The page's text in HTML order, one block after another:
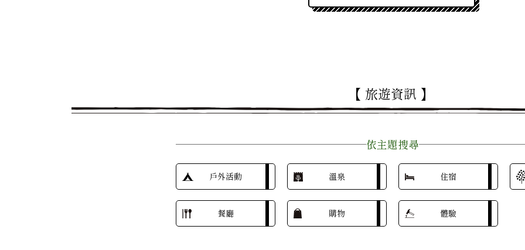
【 旅遊資訊 】
依主題搜尋
戶外活動 溫泉 住宿
餐廳 購物 體驗